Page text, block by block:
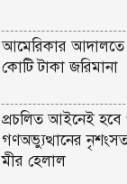
আমেরিকার আদালতে
কোটি টাকা জরিমানা
প্রচলিত আইনেই
গণঅভ্যুত্থানের
মীর হেলাল